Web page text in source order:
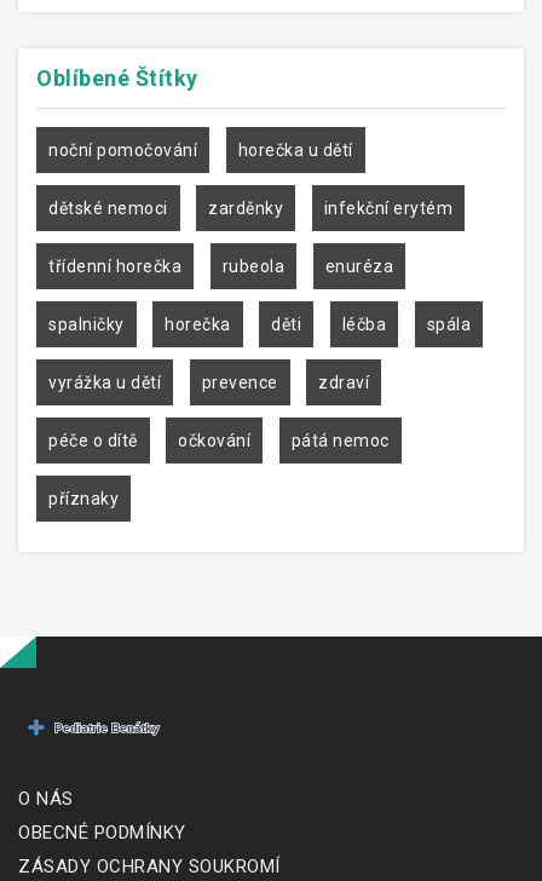
Oblíbené Štítky
noční pomočování horečka u dětí
dětské nemoci zarděnky infekční erytém
třídenní horečka rubeola enuréza
spalničky horečka děti léčba spála
vyrážka u dětí prevence zdraví
péče o dítě očkování pátá nemoc
příznaky
O NÁS
OBECNÉ PODMÍNKY
ZÁSADY OCHRANY SOUKROMÍ